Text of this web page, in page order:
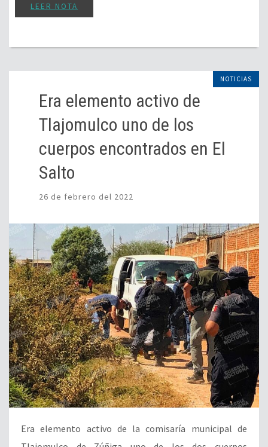
LEER NOTA
NOTICIAS
Era elemento activo de
Tlajomulco uno de los
cuerpos encontrados en El
Salto
26 de febrero del 2022
Era elemento activo de la comisaría municipal de